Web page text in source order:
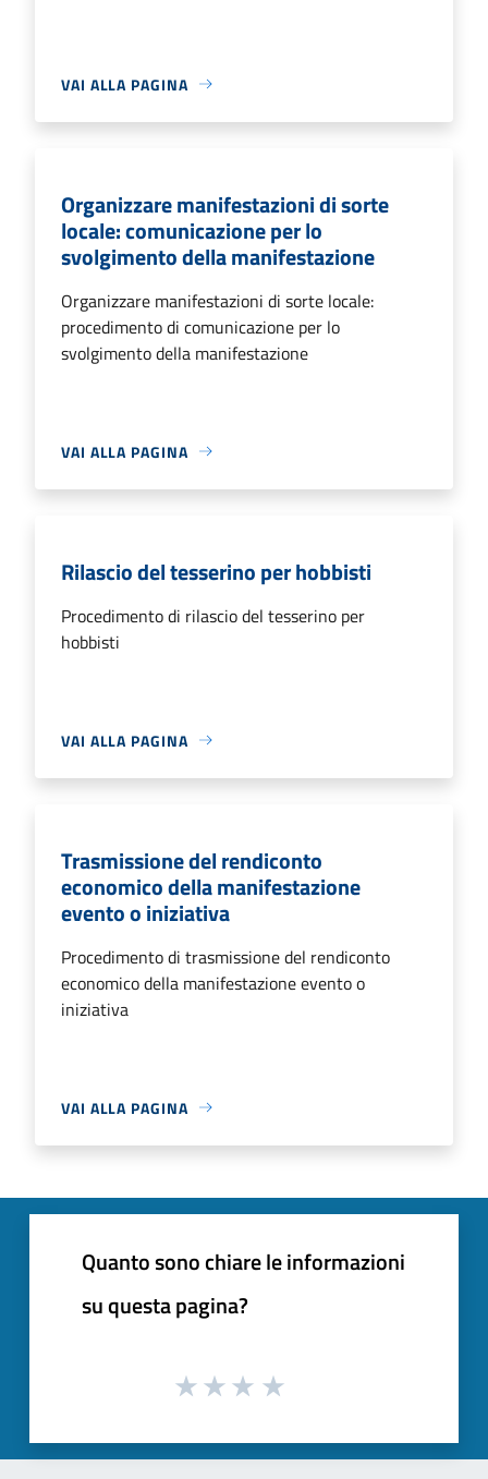
VAI ALLA PAGINA
Organizzare manifestazioni di sorte
locale: comunicazione per lo
svolgimento della manifestazione
Organizzare manifestazioni di sorte locale:
procedimento di comunicazione per lo
svolgimento della manifestazione
VAI ALLA PAGINA
Rilascio del tesserino per hobbisti
Procedimento di rilascio del tesserino per
hobbisti
VAI ALLA PAGINA
Trasmissione del rendiconto
economico della manifestazione
evento o iniziativa
Procedimento di trasmissione del rendiconto
economico della manifestazione evento o
iniziativa
VAI ALLA PAGINA
Quanto sono chiare le informazioni
su questa pagina?